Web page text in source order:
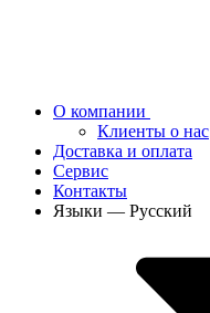
О компании
Клиенты о нас
Доставка и оплата
Сервис
Контакты
Языки — Русский